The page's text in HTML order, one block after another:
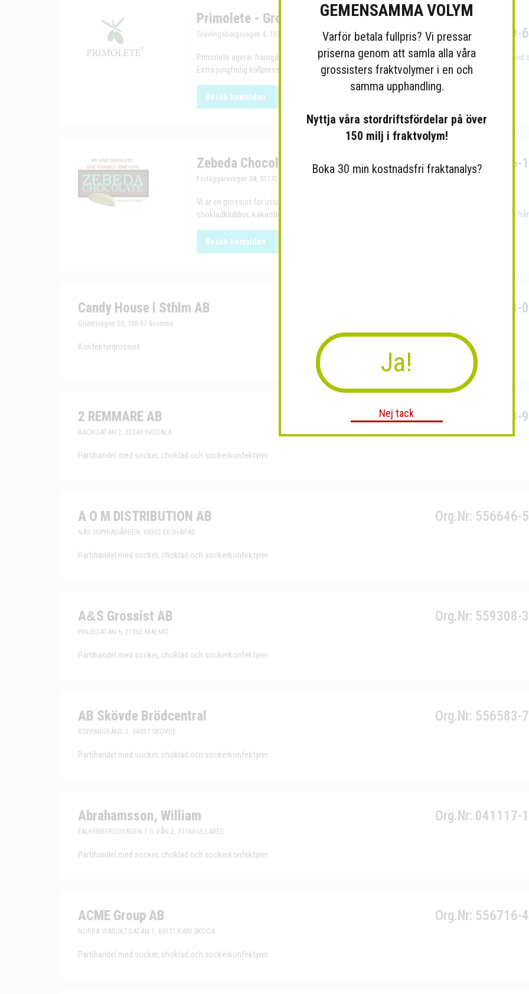
Primolete - Grossist Italienska Delikatesser
Org.Nr: 556619-
Grävlingsbergsvägen 4, 13237 Saltsjö-Boo
Primolete agerar framgångsrik grossist med Italienska delikatesser sedan 2016. Vi erbjuder bland
Extra jungfrulig kallpressad Olivolja, många olika pastasorter, högkvalitativt mjöl till många...
Besök hemsidan
Zebeda Chocolate AB - Grossist Choklad Org.Nr: 556716-
Förläggarevägen 38, 51172 Fritsla
Vi är en grossist för utsökt premium choklad så som chokladkakor, chokladpraliner, råchoklad,
chokladklubbor, kakaobönor och drickchoklad. Vi har ett stort utbud av bakchoklad, couvertyr,
Besök hemsidan
Candy House i Sthlm AB Org.Nr: 556694-
Gjuterivägen 20, 168 67 Bromma
Konfektyrgrossist
2 REMMARE AB Org.Nr: 556490-
BÄCKGATAN 2, 23344 SVEDALA
Partihandel med socker, choklad och sockerkonfektyrer
A O M DISTRIBUTION AB Org.Nr: 556646-
NÄS SOPHIAGÅRDEN, 68362 EKSHÄRAD
Partihandel med socker, choklad och sockerkonfektyrer
A&S Grossist AB Org.Nr: 559308-
PINJEGATAN 6, 21363 MALMÖ
Partihandel med socker, choklad och sockerkonfektyrer
AB Skövde Brödcentral Org.Nr: 556583-
KOPPARGRÄND 2, 54937 SKÖVDE
Partihandel med socker, choklad och sockerkonfektyrer
Abrahamsson, William Org.Nr: 041117-
FALKENBERGSVÄGEN 1 G VÅN 2, 31160 ULLARED
Partihandel med socker, choklad och sockerkonfektyrer
ACME Group AB Org.Nr: 556716-
NORRA VIADUKTGATAN 1, 69131 KARLSKOGA
Partihandel med socker, choklad och sockerkonfektyrer
GEMENSAMMA VOLYM
Varför betala fullpris? Vi pressar
priserna genom att samla alla våra
grossisters fraktvolymer i en och
samma upphandling.
Nyttja våra stordriftsfördelar på över
150 milj i fraktvolym!
Boka 30 min kostnadsfri fraktanalys?
Ja!
Nej tack